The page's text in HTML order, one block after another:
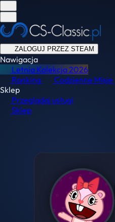
ZALOGUJ PRZEZ STEAM
Nawigacja
Letnia Kolekcja2026
Ranking
Codzienne Misje
Sklep
Przeglądaj usługi
Sklep